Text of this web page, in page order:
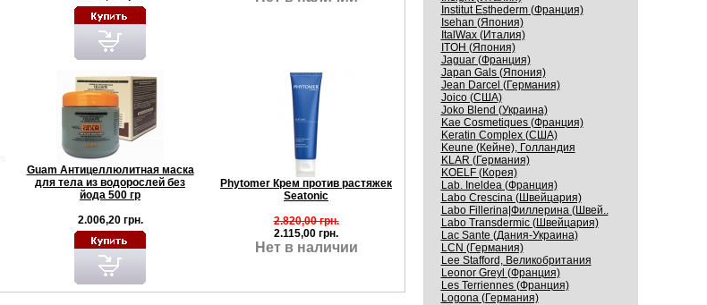
Guam Антицеллюлитная маска
для тела из водорослей без
йода 500 гр
2.006,20 грн.
Phytomer Крем против растяжек
Seatonic
2.820,00 грн.
2.115,00 грн.
Нет в наличии
Institut Esthederm (Франция)
Isehan (Япония)
ItalWax (Италия)
ITOH (Япония)
Jaguar (Франция)
Japan Gals (Япония)
Jean Darcel (Германия)
Joico (США)
Joko Blend (Украина)
Kaе Cosmеtiques (Франция)
Keratin Complex (США)
Keune (Кейне), Голландия
KLAR (Германия)
KOELF (Корея)
Lab. Ineldea (Франция)
Labo Crescina (Швейцария)
Labo Fillerina|Филлерина (Швей..
Labo Transdermic (Швейцария)
Lac Sante (Дания-Украина)
LCN (Германия)
Lee Stafford, Великобритания
Leonor Greyl (Франция)
Les Terriennes (Франция)
Logona (Германия)